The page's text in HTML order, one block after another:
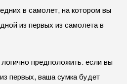
в самолет, на котором вы
из первых из самолета в
логично предположить: если вы
первых, ваша сумка будет